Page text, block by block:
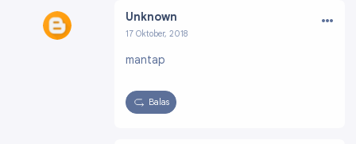
Unknown
17 Oktober, 2018
8893032736424634
…
mantap
Balas